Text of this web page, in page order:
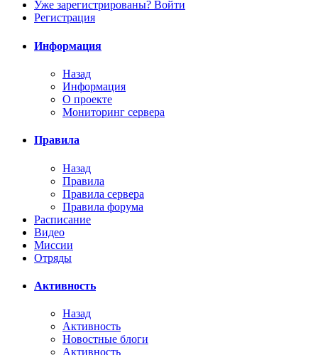
Уже зарегистрированы? Войти
Регистрация
Информация
Назад
Информация
О проекте
Мониторинг сервера
Правила
Назад
Правила
Правила сервера
Правила форума
Расписание
Видео
Миссии
Отряды
Активность
Назад
Активность
Новостные блоги
Активность